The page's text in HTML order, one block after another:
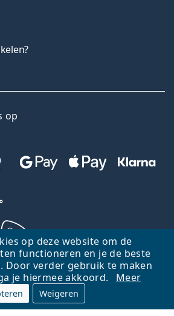
op deze website om de
functioneren en je de beste
Door verder gebruik te maken
je hiermee akkoord.
Meer
Weigeren
op
de homepagina
Ga omhoog
van en wordt beheerd door Lentiamo s.r.o.,
Hier al 18 jaar voor jou.